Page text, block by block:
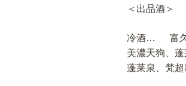
＜出品酒＞
冷酒… 富久
美濃天狗、
蓬莱泉、